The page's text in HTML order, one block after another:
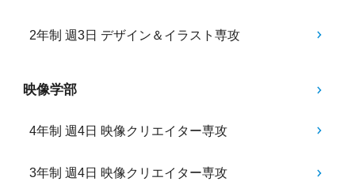
2年制 週3日 デザイン＆イラスト専攻
映像学部
4年制 週4日 映像クリエイター専攻
3年制 週4日 映像クリエイター専攻